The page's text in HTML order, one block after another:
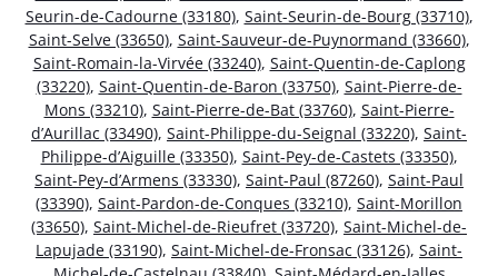
Seurin-de-Cadourne (33180), Saint-Seurin-de-Bourg (33710),
Saint-Selve (33650), Saint-Sauveur-de-Puynormand (33660),
Saint-Romain-la-Virvée (33240), Saint-Quentin-de-Caplong
(33220), Saint-Quentin-de-Baron (33750), Saint-Pierre-de-
Mons (33210), Saint-Pierre-de-Bat (33760), Saint-Pierre-
d’Aurillac (33490), Saint-Philippe-du-Seignal (33220), Saint-
Philippe-d’Aiguille (33350), Saint-Pey-de-Castets (33350),
Saint-Pey-d’Armens (33330), Saint-Paul (87260), Saint-Paul
(33390), Saint-Pardon-de-Conques (33210), Saint-Morillon
(33650), Saint-Michel-de-Rieufret (33720), Saint-Michel-de-
Lapujade (33190), Saint-Michel-de-Fronsac (33126), Saint-